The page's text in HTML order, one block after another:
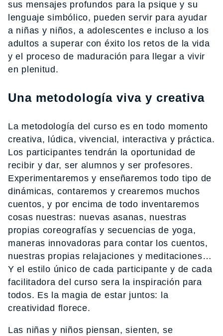
sus mensajes profundos para la psique y su
lenguaje simbólico, pueden servir para ayudar
a niñas y niños, a adolescentes e incluso a los
adultos a superar con éxito los retos de la vida
y el proceso de maduración para llegar a vivir
en plenitud.
Una metodología viva y creativa
La metodología del curso es en todo momento
creativa, lúdica, vivencial, interactiva y práctica.
Los participantes tendrán la oportunidad de
recibir y dar, ser alumnos y ser profesores.
Experimentaremos y enseñaremos todo tipo de
dinámicas, contaremos y crearemos muchos
cuentos, y por encima de todo inventaremos
cosas nuestras: nuevas asanas, nuestras
propias coreografías y secuencias de yoga,
maneras innovadoras para contar los cuentos,
nuestras propias relajaciones y meditaciones…
Y el estilo único de cada participante y de cada
facilitadora del curso sera la inspiración para
todos. Es la magia de estar juntos: la
creatividad florece.
Las niñas y niños piensan, sienten, se